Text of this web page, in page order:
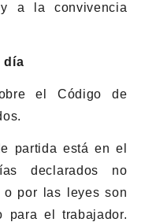
a la convivencia
día
el Código de
partida está en el
declarados no
o por las leyes son
para el trabajador.